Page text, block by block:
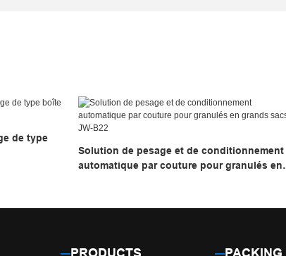
de type
Solution de pesage et de conditionnement
automatique par couture pour granulés en
PRODUCTS